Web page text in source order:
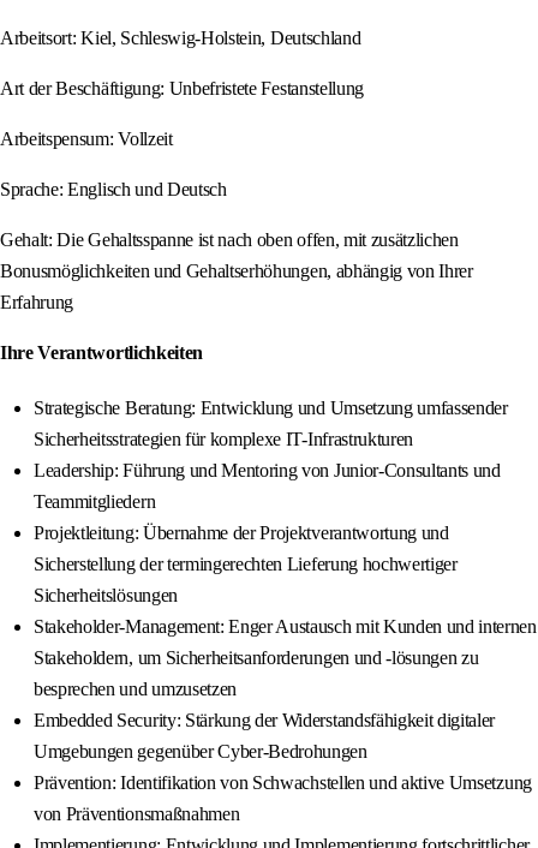
Arbeitsort: Kiel, Schleswig-Holstein, Deutschland
Art der Beschäftigung: Unbefristete Festanstellung
Arbeitspensum: Vollzeit
Sprache: Englisch und Deutsch
Gehalt: Die Gehaltsspanne ist nach oben offen, mit zusätzlichen
Bonusmöglichkeiten und Gehaltserhöhungen, abhängig von Ihrer
Erfahrung
Ihre Verantwortlichkeiten
Strategische Beratung: Entwicklung und Umsetzung umfassender
Sicherheitsstrategien für komplexe IT-Infrastrukturen
Leadership: Führung und Mentoring von Junior-Consultants und
Teammitgliedern
Projektleitung: Übernahme der Projektverantwortung und
Sicherstellung der termingerechten Lieferung hochwertiger
Sicherheitslösungen
Stakeholder-Management: Enger Austausch mit Kunden und internen
Stakeholdern, um Sicherheitsanforderungen und -lösungen zu
besprechen und umzusetzen
Embedded Security: Stärkung der Widerstandsfähigkeit digitaler
Umgebungen gegenüber Cyber-Bedrohungen
Prävention: Identifikation von Schwachstellen und aktive Umsetzung
von Präventionsmaßnahmen